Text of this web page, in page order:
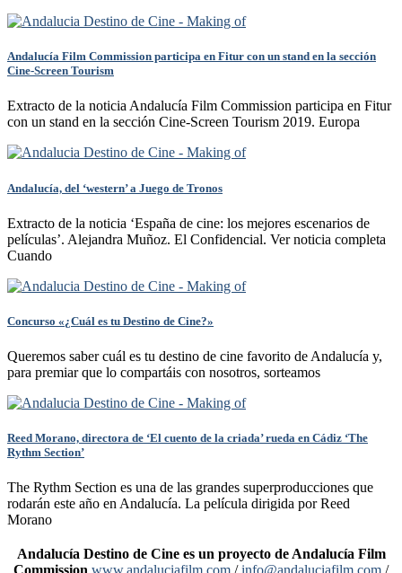
Andalucía Film Commission participa en Fitur con un stand en la sección
Cine-Screen Tourism
Extracto de la noticia Andalucía Film Commission participa en Fitur
con un stand en la sección Cine-Screen Tourism 2019. Europa
Andalucía, del ‘western’ a Juego de Tronos
Extracto de la noticia ‘España de cine: los mejores escenarios de
películas’. Alejandra Muñoz. El Confidencial. Ver noticia completa
Cuando
Concurso «¿Cuál es tu Destino de Cine?»
Queremos saber cuál es tu destino de cine favorito de Andalucía y,
para premiar que lo compartáis con nosotros, sorteamos
Reed Morano, directora de ‘El cuento de la criada’ rueda en Cádiz ‘The
Rythm Section’
The Rythm Section es una de las grandes superproducciones que
rodarán este año en Andalucía. La película dirigida por Reed
Morano
Andalucía Destino de Cine es un proyecto de Andalucía Film